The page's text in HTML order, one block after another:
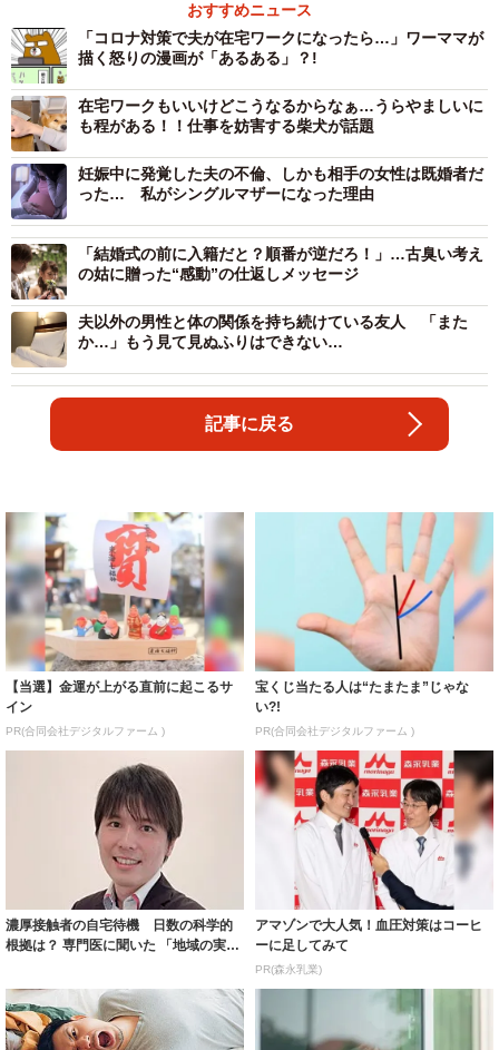
おすすめニュース
「コロナ対策で夫が在宅ワークになったら…」ワーママが
描く怒りの漫画が「あるある」？!
在宅ワークもいいけどこうなるからなぁ…うらやましいに
も程がある！！仕事を妨害する柴犬が話題
妊娠中に発覚した夫の不倫、しかも相手の女性は既婚者だ
った… 私がシングルマザーになった理由
「結婚式の前に入籍だと？順番が逆だろ！」…古臭い考え
の姑に贈った“感動”の仕返しメッセージ
夫以外の男性と体の関係を持ち続けている友人 「また
か…」もう見て見ぬふりはできない…
記事に戻る
【当選】金運が上がる直前に起こるサ
イン
PR(合同会社デジタルファーム )
宝くじ当たる人は“たまたま”じゃな
い?!
PR(合同会社デジタルファーム )
濃厚接触者の自宅待機 日数の科学的
根拠は？ 専門医に聞いた 「地域の実情
アマゾンで大人気！血圧対策はコーヒ
ーに足してみて
PR(森永乳業)